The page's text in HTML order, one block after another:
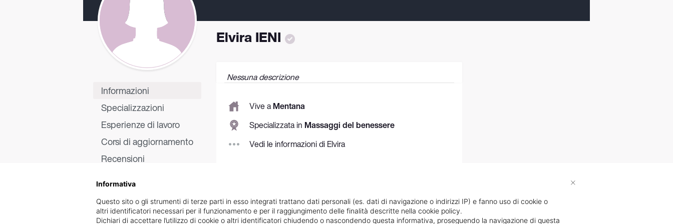
Informazioni
Specializzazioni
Esperienze di lavoro
Corsi di aggiornamento
Recensioni
Elvira IENI
Nessuna descrizione
Vive aMentana
Specializzata in Massaggi del benessere
Vedi le informazioni di Elvira
Informativa
Questo sito o gli strumenti di terze parti in esso integrati trattano dati personali (es. dati di navigazione o indirizzi IP) e fanno uso di cookie o
altri identificatori necessari per il funzionamento e per il raggiungimento delle finalità descritte nella cookie policy.
Dichiari di accettare l’utilizzo di cookie o altri identificatori chiudendo o nascondendo questa informativa, proseguendo la navigazione di questa
×